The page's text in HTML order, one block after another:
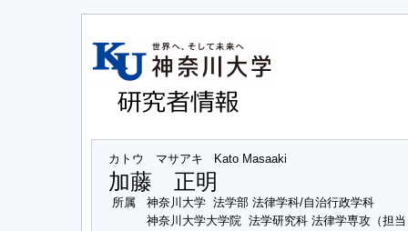
カトウ マサアキ Kato Masaaki
加藤 正明
所属
神奈川大学 法学部 法律学科/自治行政学科
神奈川大学大学院 法学研究科 法律学専攻（担